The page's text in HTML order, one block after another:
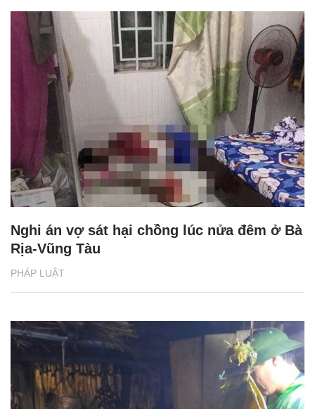
PHÁP LUẬT
Nghi án vợ sát hại chồng lúc nửa đêm ở Bà
Rịa-Vũng Tàu